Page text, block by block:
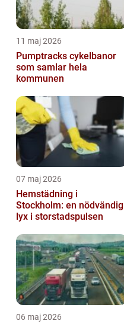
11 maj 2026
Pumptracks cykelbanor
som samlar hela
kommunen
07 maj 2026
Hemstädning i
Stockholm: en nödvändig
lyx i storstadspulsen
06 maj 2026